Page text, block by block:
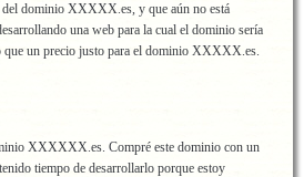
dominio XXXXX.es, y que aún no está
una web para la cual el dominio sería
que un precio justo para el dominio XXXXX.es.
XXXXXX.es. Compré este dominio con un
tiempo de desarrollarlo porque estoy